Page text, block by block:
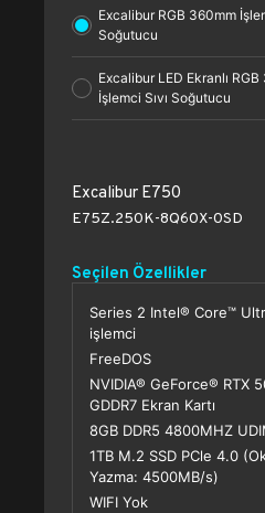
Excalibur RGB 360mm
Soğutucu
Excalibur LED Ekranlı
İşlemci Sıvı Soğutucu
Excalibur E750
E75Z.250K-8Q60X-0SD
Seçilen Özellikler
Series 2 Intel® Core™
işlemci
FreeDOS
NVIDIA® GeForce® RTX
GDDR7 Ekran Kartı
8GB DDR5 4800MHZ
1TB M.2 SSD PCle 4.0
Yazma: 4500MB/s)
WIFI Yok